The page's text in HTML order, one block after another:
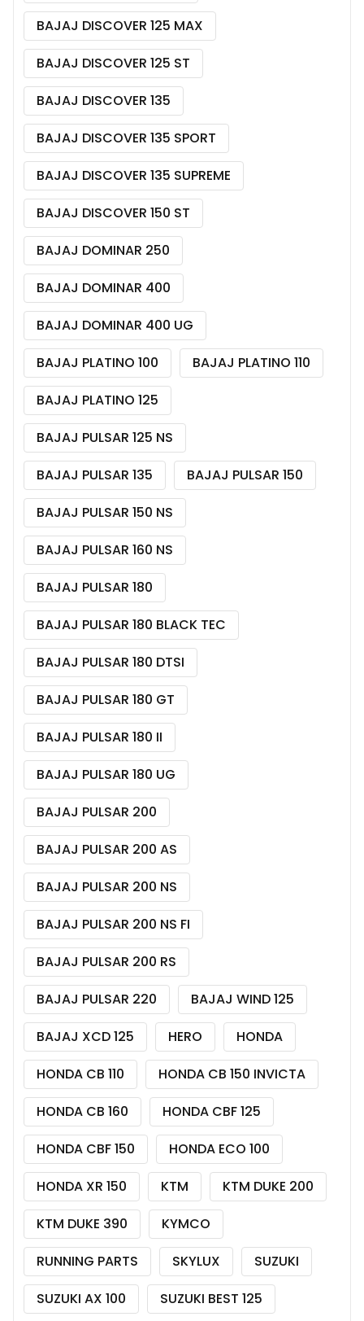
BAJAJ DISCOVER 125 MAX
BAJAJ DISCOVER 125 ST
BAJAJ DISCOVER 135
BAJAJ DISCOVER 135 SPORT
BAJAJ DISCOVER 135 SUPREME
BAJAJ DISCOVER 150 ST
BAJAJ DOMINAR 250
BAJAJ DOMINAR 400
BAJAJ DOMINAR 400 UG
BAJAJ PLATINO 100
BAJAJ PLATINO 110
BAJAJ PLATINO 125
BAJAJ PULSAR 125 NS
BAJAJ PULSAR 135
BAJAJ PULSAR 150
BAJAJ PULSAR 150 NS
BAJAJ PULSAR 160 NS
BAJAJ PULSAR 180
BAJAJ PULSAR 180 BLACK TEC
BAJAJ PULSAR 180 DTSI
BAJAJ PULSAR 180 GT
BAJAJ PULSAR 180 II
BAJAJ PULSAR 180 UG
BAJAJ PULSAR 200
BAJAJ PULSAR 200 AS
BAJAJ PULSAR 200 NS
BAJAJ PULSAR 200 NS FI
BAJAJ PULSAR 200 RS
BAJAJ PULSAR 220
BAJAJ WIND 125
BAJAJ XCD 125
HERO
HONDA
HONDA CB 110
HONDA CB 150 INVICTA
HONDA CB 160
HONDA CBF 125
HONDA CBF 150
HONDA ECO 100
HONDA XR 150
KTM
KTM DUKE 200
KTM DUKE 390
KYMCO
RUNNING PARTS
SKYLUX
SUZUKI
SUZUKI AX 100
SUZUKI BEST 125